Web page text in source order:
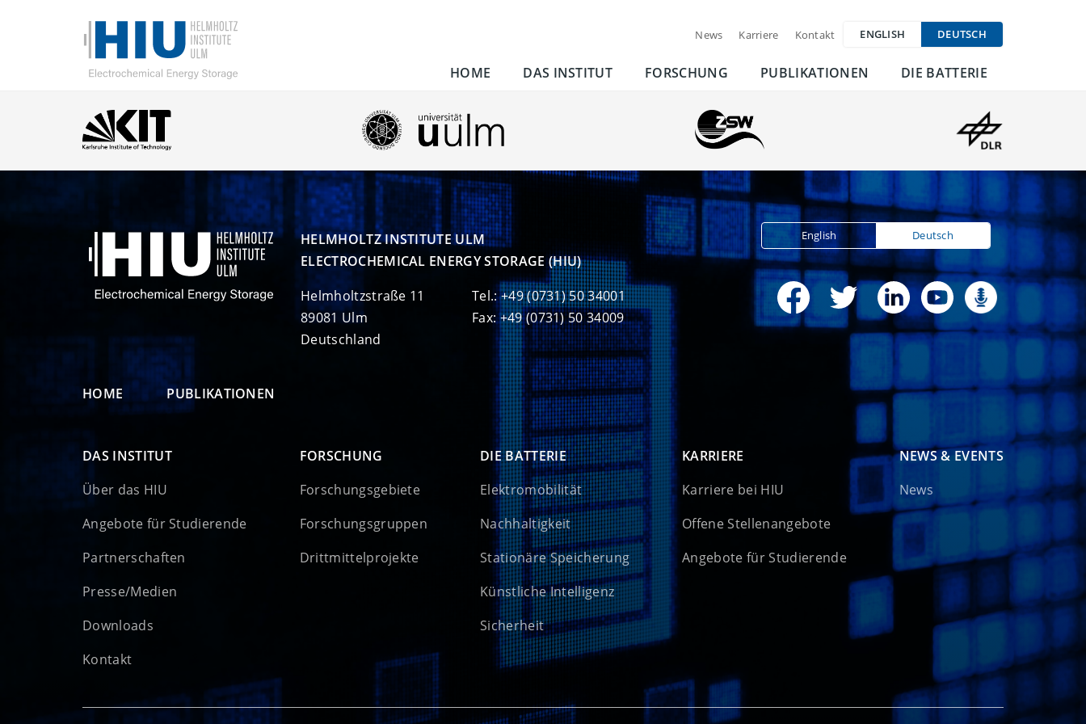
News Karriere Kontakt ENGLISH DEUTSCH
HOME DAS INSTITUT FORSCHUNG PUBLIKATIONEN DIE BATTERIE
HELMHOLTZ INSTITUTE ULM
ELECTROCHEMICAL ENERGY STORAGE (HIU)
Helmholtzstraße 11
89081 Ulm
Deutschland
Tel.: +49 (0731) 50 34001
Fax: +49 (0731) 50 34009
English Deutsch
HOME PUBLIKATIONEN
DAS INSTITUT
Über das HIU
Angebote für Studierende
Partnerschaften
Presse/Medien
Downloads
Kontakt
FORSCHUNG
Forschungsgebiete
Forschungsgruppen
Drittmittelprojekte
DIE BATTERIE
Elektromobilität
Nachhaltigkeit
Stationäre Speicherung
Künstliche Intelligenz
Sicherheit
KARRIERE
Karriere bei HIU
Offene Stellenangebote
Angebote für Studierende
NEWS & EVENTS
News